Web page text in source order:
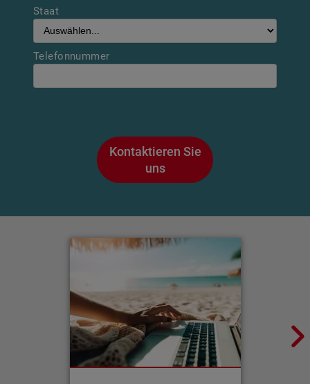
Staat
Telefonnummer
Kontaktieren Sie
uns